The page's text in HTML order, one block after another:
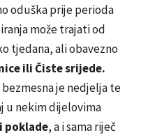
oduška prije perioda
može trajati od
tjedana, ali obavezno
ili Čiste srijede.
je nedjelja te
u nekim dijelovima
poklade, a i sama riječ